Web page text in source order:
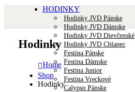
HODINKY
Hodinky JVD Pánske
Hodinky JVD Dámske
Hodinky JVD Dievčenské
Hodinky JVD Chlapec
Festina Pánske
Festina Dámske
Festina Junior
Festina Vreckové
Calypso Pánske
Hodinky
Home
Shop
Hodinky